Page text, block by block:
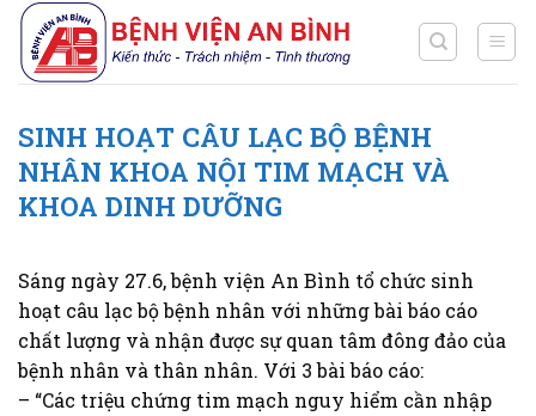
Chuyển
đến
nội
SINH HOẠT CÂU LẠC BỘ BỆNH
NHÂN KHOA NỘI TIM MẠCH VÀ
KHOA DINH DƯỠNG
Sáng ngày 27.6, bệnh viện An Bình tổ chức sinh
hoạt câu lạc bộ bệnh nhân với những bài báo cáo
chất lượng và nhận được sự quan tâm đông đảo của
bệnh nhân và thân nhân. Với 3 bài báo cáo:
– “Các triệu chứng tim mạch nguy hiểm cần nhập